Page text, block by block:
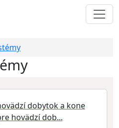
hovädzí dob...